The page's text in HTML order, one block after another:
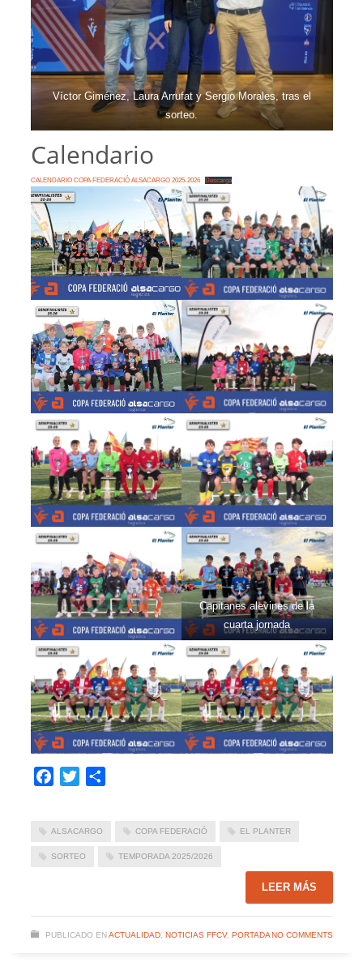
Víctor Giménez, Laura Arrufat y Sergio Morales, tras el
sorteo.
Calendario
CALENDARIO COPA FEDERACIÓ ALSACARGO 2025-2026 Descarga
Capitanes alevines de la
cuarta jornada
Facebook
Twitter
ALSACARGO COPA FEDERACIÓ EL PLANTER
SORTEO TEMPORADA 2025/2026
LEER MÁS
PUBLICADO EN ACTUALIDAD, NOTICIAS FFCV, PORTADA NO COMMENTS